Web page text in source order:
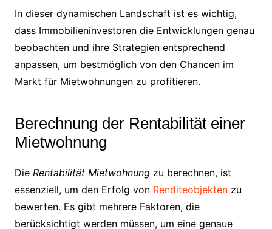
In dieser dynamischen Landschaft ist es wichtig,
dass Immobilieninvestoren die Entwicklungen genau
beobachten und ihre Strategien entsprechend
anpassen, um bestmöglich von den Chancen im
Markt für Mietwohnungen zu profitieren.
Berechnung der Rentabilität einer
Mietwohnung
Die Rentabilität Mietwohnungzu berechnen, ist
essenziell, um den Erfolg von Renditeobjektenzu
bewerten. Es gibt mehrere Faktoren, die
berücksichtigt werden müssen, um eine genaue